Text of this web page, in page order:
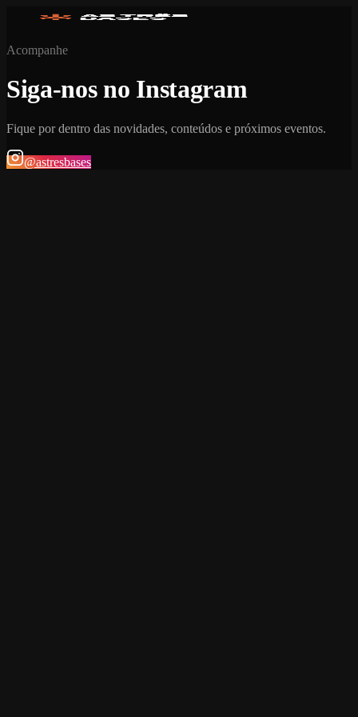
Acompanhe
Siga-nos no Instagram
Fique por dentro das novidades, conteúdos e próximos eventos.
@astresbases